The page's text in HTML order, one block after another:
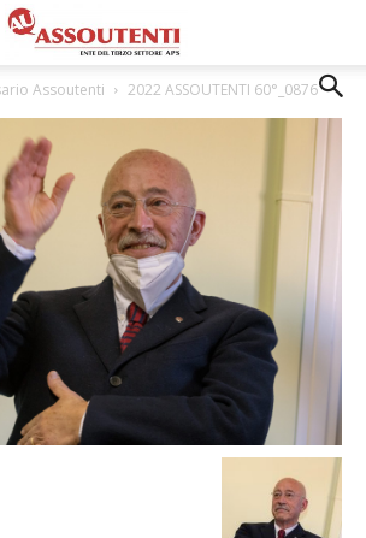
Assoutenti 2022 ASSOUTENTI 60°_0876